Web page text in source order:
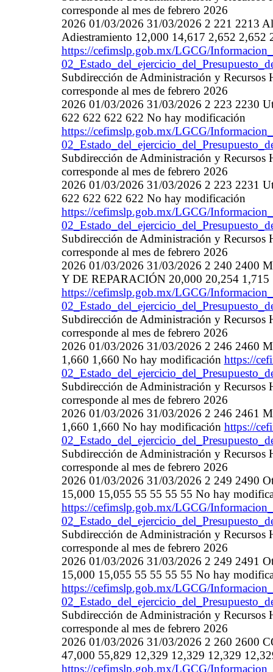
corresponde al mes de febrero 2026
2026 01/03/2026 31/03/2026 2 221 2213
Adiestramiento 12,000 14,617 2,652
https://cefimslp.gob.mx/LGCG/
Subdirección de Administración y Recursos
corresponde al mes de febrero 2026
2026 01/03/2026 31/03/2026 2 223 2230
622 622 622 622 No hay modificación
https://cefimslp.gob.mx/LGCG/
Subdirección de Administración y Recursos
corresponde al mes de febrero 2026
2026 01/03/2026 31/03/2026 2 223 2231
622 622 622 622 No hay modificación
https://cefimslp.gob.mx/LGCG/
Subdirección de Administración y Recursos
corresponde al mes de febrero 2026
2026 01/03/2026 31/03/2026 2 240 2400
Y DE REPARACIÓN 20,000 20,254
https://cefimslp.gob.mx/LGCG/
Subdirección de Administración y Recursos
corresponde al mes de febrero 2026
2026 01/03/2026 31/03/2026 2 246 2460
1,660 1,660 No hay modificación https://
Subdirección de Administración y Recursos
corresponde al mes de febrero 2026
2026 01/03/2026 31/03/2026 2 246 2461
1,660 1,660 No hay modificación https://
Subdirección de Administración y Recursos
corresponde al mes de febrero 2026
2026 01/03/2026 31/03/2026 2 249 2490
15,000 15,055 55 55 55 55 No hay
https://cefimslp.gob.mx/LGCG/
Subdirección de Administración y Recursos
corresponde al mes de febrero 2026
2026 01/03/2026 31/03/2026 2 249 2491
15,000 15,055 55 55 55 55 No hay
https://cefimslp.gob.mx/LGCG/
Subdirección de Administración y Recursos
corresponde al mes de febrero 2026
2026 01/03/2026 31/03/2026 2 260 2600
47,000 55,829 12,329 12,329 12,329
https://cefimslp.gob.mx/LGCG/